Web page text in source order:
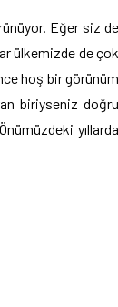
Eğer siz de
ülkemizde de çok
hoş bir görünüm
biriyseniz doğru
yıllarda